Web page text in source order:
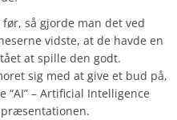
så gjorde man det ved
vidste, at de havde en
at spille den godt.
sig med at give et bud på,
– Artificial Intelligence